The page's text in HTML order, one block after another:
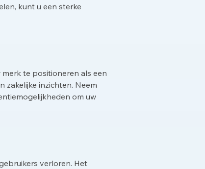
kunt u een sterke
te positioneren als een
zakelijke inzichten. Neem
om uw
verloren. Het